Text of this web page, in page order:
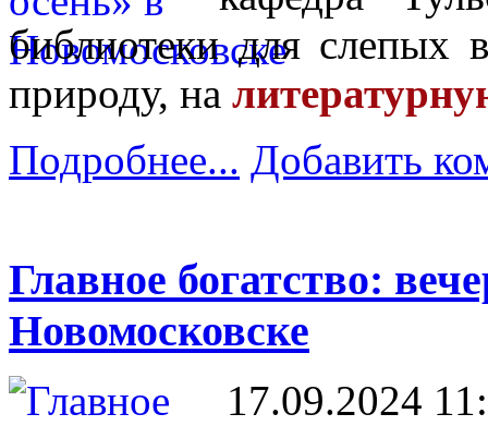
библиотеки для слепых
природу, на
Подробнее... Добавить
Главное богатство:
Новомосковске
17.09.2024